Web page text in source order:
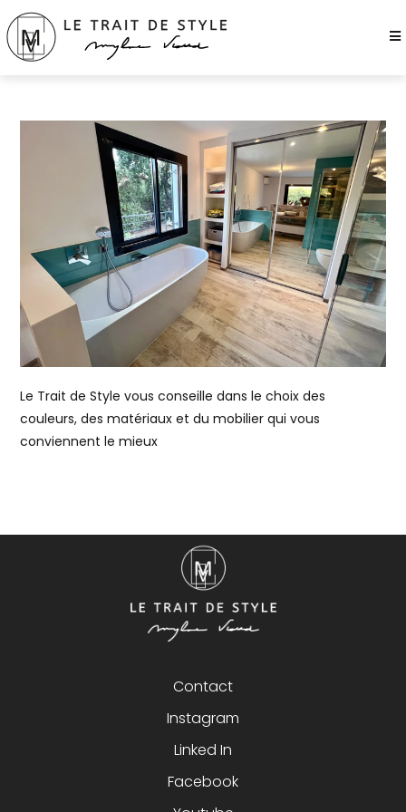
Le Trait de Style vous conseille dans le choix des
couleurs, des matériaux et du mobilier qui vous
conviennent le mieux
Contact
Instagram
Linked In
Facebook